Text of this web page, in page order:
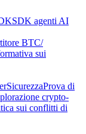
SDK agenti AI
BTC/
sui
SicurezzaProva di
crypto-
sui conflitti di